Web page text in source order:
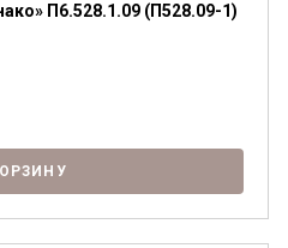
П6.528.1.09 (П528.09-1)